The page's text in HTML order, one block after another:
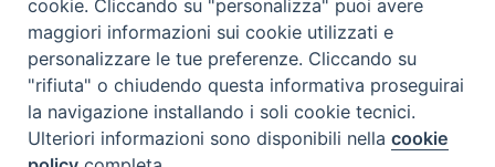
cookie. Cliccando su "personalizza" puoi avere
maggiori informazioni sui cookie utilizzati e
personalizzare le tue preferenze. Cliccando su
"rifiuta" o chiudendo questa informativa proseguirai
la navigazione installando i soli cookie tecnici.
Ulteriori informazioni sono disponibili nellacookie